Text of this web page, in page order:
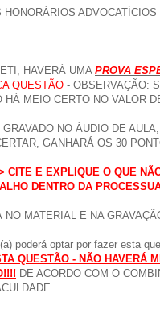
HAVERÁ UMA PROVA
QUESTÃO - OBSERVAÇÃO:
HÁ MEIO CERTO NO VALOR
NO ÁUDIO DE
GANHARÁ OS 30
CITE E EXPLIQUE O QUE
DENTRO DA
NO MATERIAL E NA
poderá optar por fazer esta
QUESTÃO - NÃO HAVERÁ
DE ACORDO COM O